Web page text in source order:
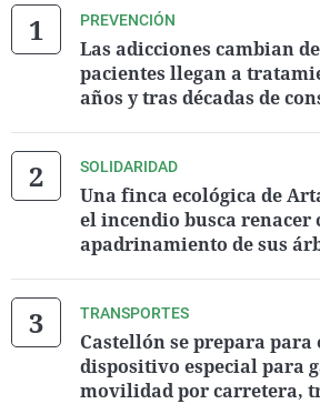
PREVENCIÓN
Las adicciones cambian
pacientes llegan a
años y tras décadas de
SOLIDARIDAD
Una finca ecológica de
el incendio busca renacer
apadrinamiento de sus
TRANSPORTES
Castellón se prepara para
dispositivo especial para
movilidad por carretera,